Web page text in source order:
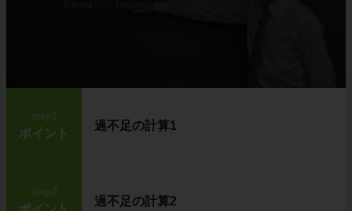
step1
ポイント
過不足の計算1
step2
過不足の計算2